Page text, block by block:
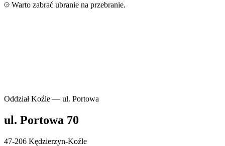
Warto zabrać ubranie na przebranie.
Oddział Koźle — ul. Portowa
ul. Portowa 70
47-206 Kędzierzyn-Koźle